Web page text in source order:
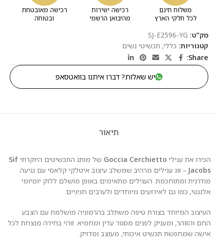
משלוח חינם
לכל חלקי הארץ
רכישה ישירות
מהיבואן הרשמי
רכישה מאובטחת
ובטוחה
מק"ט: SJ-E2596-YG
קטגוריות: כללי, תכשיטי נשים
Share:
יש שאלות? דברו איתנו בוואטסאפ
תיאור
הכירו את עגילי Goccia Cerchietto של מותג התכשיטים היוקרתי Sif
Jacobs – זוג עגילים מרהיב שמשלב עיצוב איטלקי קלאסי עם נגיעה
מודרנית ומתוחכמת. העגילים מתאימים באופן מושלם ללוק יומיומי
אלגנטי, כמו גם לאירועים מיוחדים ולערבים חגיגיים.
העיצוב המיוחד בצורת טיפה משתלב בהרמוניה מושלמת עם הצבע
החם והזוהר, ומעניק לפנים מסגור עדין ומחמיא. זוהי בחירה מנצחת לכל
אישה שמחפשת תכשיט איכותי, מעוצב ומדויק.